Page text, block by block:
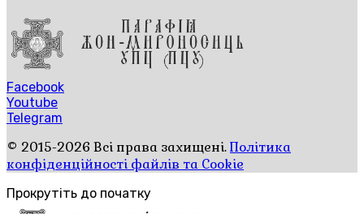
Facebook
Youtube
Telegram
© 2015-2026 Всі права захищені.Політика
конфіденційності файлів та Cookie
Прокрутіть до початку